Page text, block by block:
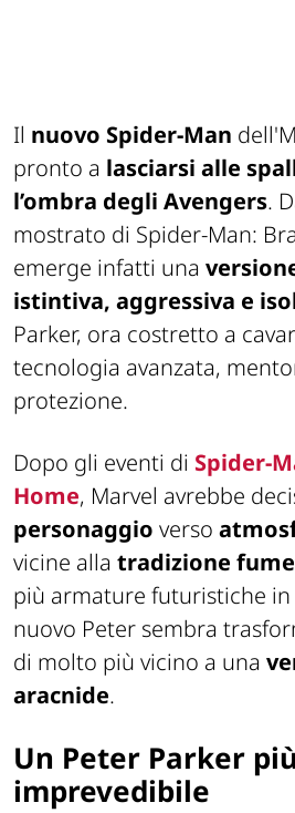
Il nuovo Spider-Man
pronto a lasciarsi alle
l’ombra degli Avengers.
mostrato di Spider-Man:
emerge infatti una
istintiva, aggressiva e
Parker, ora costretto a
tecnologia avanzata,
protezione.
Dopo gli eventi di Spider-
Home, Marvel avrebbe
personaggio verso
vicine alla tradizione
più armature futuristiche in
nuovo Peter sembra
di molto più vicino a una
aracnide.
Un Peter Parker
imprevedibile